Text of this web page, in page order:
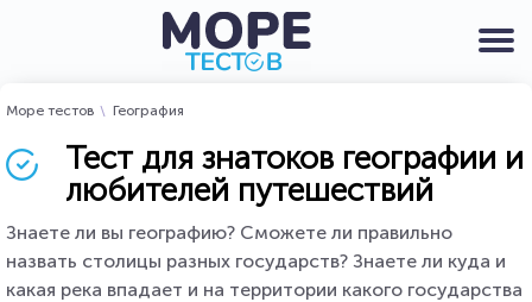
Море тестов География
Тест для знатоков географии и
любителей путешествий
Знаете ли вы географию? Сможете ли правильно
назвать столицы разных государств? Знаете ли куда и
какая река впадает и на территории какого государства